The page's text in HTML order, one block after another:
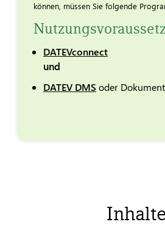
können, müssen Sie folgende
DATEVconnect
und
DATEV DMS oder
Inhalte